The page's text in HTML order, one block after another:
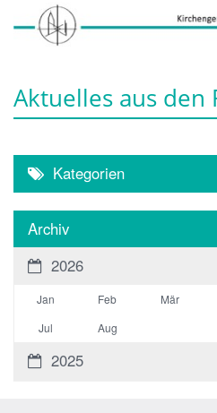
Aktuelles aus den
Kategorien
Archiv
2026
Jan Feb Mär
Jul
Aug
2025